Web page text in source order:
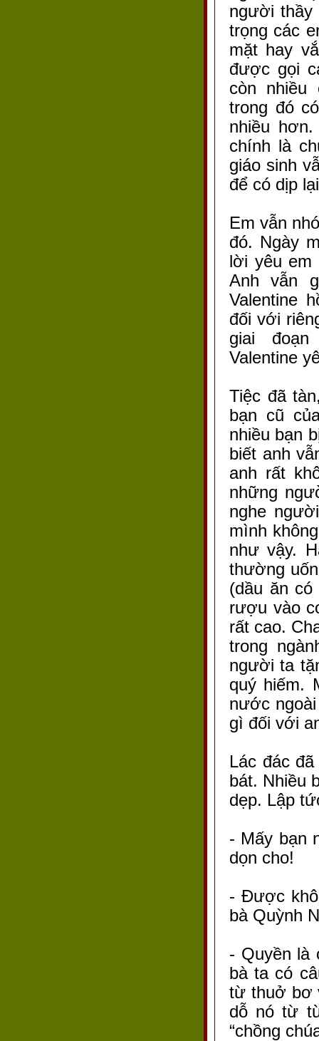
người thầy
trọng các
mặt hay
được gọi
còn nhiều
trong đó
nhiều
chính là
giáo sinh
để có dịp
Em vẫn
đó. Ngày
lời yêu em
Anh vẫn
Valentine
đối với
giai
Valentine
Tiệc đã
bạn cũ
nhiều bạn
biết anh
anh rất
những
nghe
mình
như vậy.
thường
(dầu ăn có
rượu vào
rất cao.
trong
người ta
quý hiếm.
nước
gì đối với
Lác đác
bát. Nhiều
dẹp. Lập
- Mấy bạn
dọn cho!
- Được
bà Quỳnh
- Quyền là
bà ta có
từ thuở bơ
dỗ nó từ
“chồng